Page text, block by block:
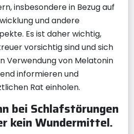
insbesondere in Bezug auf
und andere
Es ist daher wichtig,
vorsichtig sind und sich
Verwendung von Melatonin
informieren und
Rat einholen.
bei Schlafstörungen
kein Wundermittel.